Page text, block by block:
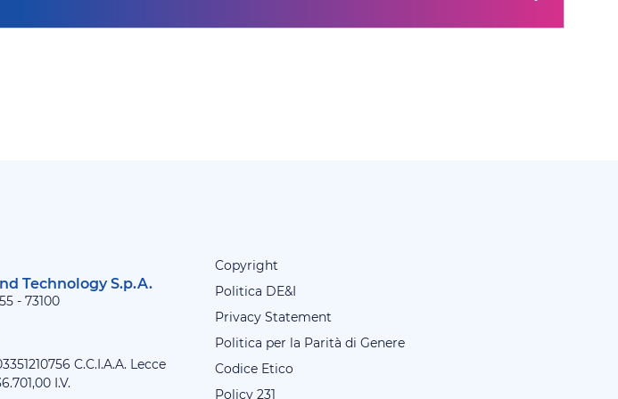
Technology S.p.A.
- 73100
C.C.I.A.A. Lecce
I.V.
Copyright
Politica DE&I
Privacy Statement
Politica per la Parità di Genere
Codice Etico
Policy 231